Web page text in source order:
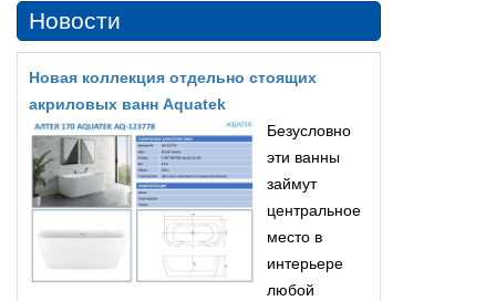
Новости
Новая коллекция отдельно стоящих
акриловых ванн Aquatek
Безусловно
эти ванны
займут
центральное
место в
интерьере
любой